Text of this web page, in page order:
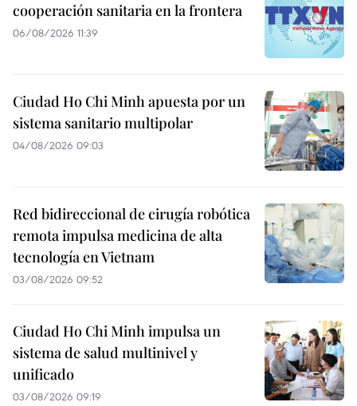
cooperación sanitaria en la frontera
06/08/2026 11:39
Ciudad Ho Chi Minh apuesta por un
sistema sanitario multipolar
04/08/2026 09:03
Red bidireccional de cirugía robótica
remota impulsa medicina de alta
tecnología en Vietnam
03/08/2026 09:52
Ciudad Ho Chi Minh impulsa un
sistema de salud multinivel y
unificado
03/08/2026 09:19